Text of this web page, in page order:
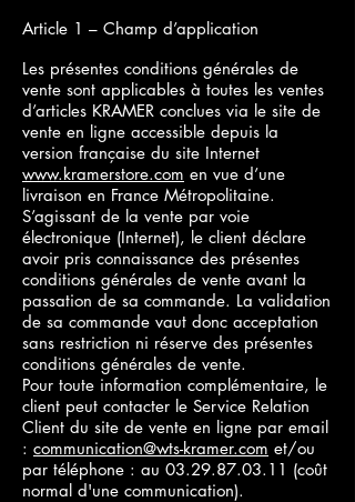
Article 1 – Champ d’application
Les présentes conditions générales de
vente sont applicables à toutes les ventes
d’articles KRAMER conclues via le site de
vente en ligne accessible depuis la
version française du site Internet
www.kramerstore.com en vue d’une
livraison en France Métropolitaine.
S’agissant de la vente par voie
électronique (Internet), le client déclare
avoir pris connaissance des présentes
conditions générales de vente avant la
passation de sa commande. La validation
de sa commande vaut donc acceptation
sans restriction ni réserve des présentes
conditions générales de vente.
Pour toute information complémentaire, le
client peut contacter le Service Relation
Client du site de vente en ligne par email
: communication@wts-kramer.com et/ou
par téléphone : au 03.29.87.03.11 (coût
normal d'une communication).